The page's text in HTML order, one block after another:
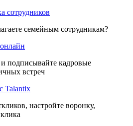
сотрудников
семейным сотрудникам?
подписывайте кадровые
встреч
Talantix
настройте воронку,